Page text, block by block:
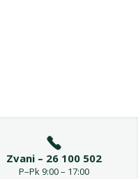
Zvani – 26 100 502
P–Pk 9:00 – 17:00